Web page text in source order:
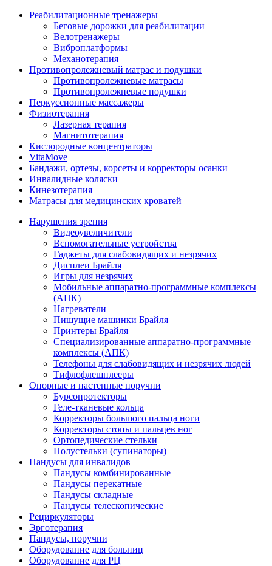
Реабилитационные тренажеры
Беговые дорожки для реабилитации
Велотренажеры
Виброплатформы
Механотерапия
Противопролежневый матрас и подушки
Противопролежневые матрасы
Противопролежневые подушки
Перкуссионные массажеры
Физиотерапия
Лазерная терапия
Магнитотерапия
Кислородные концентраторы
VitaMove
Бандажи, ортезы, корсеты и корректоры осанки
Инвалидные коляски
Кинезотерапия
Матрасы для медицинских кроватей
Нарушения зрения
Видеоувеличители
Вспомогательные устройства
Гаджеты для слабовидящих и незрячих
Дисплеи Брайля
Игры для незрячих
Мобильные аппаратно-программные комплексы
(АПК)
Нагреватели
Пишущие машинки Брайля
Принтеры Брайля
Специализированные аппаратно-программные
комплексы (АПК)
Телефоны для слабовидящих и незрячих людей
Тифлофлешплееры
Опорные и настенные поручни
Бурсопротекторы
Геле-тканевые кольца
Корректоры большого пальца ноги
Корректоры стопы и пальцев ног
Ортопедические стельки
Полустельки (супинаторы)
Пандусы для инвалидов
Пандусы комбинированные
Пандусы перекатные
Пандусы складные
Пандусы телескопические
Рециркуляторы
Эрготерапия
Пандусы, поручни
Оборудование для больниц
Оборудование для РЦ